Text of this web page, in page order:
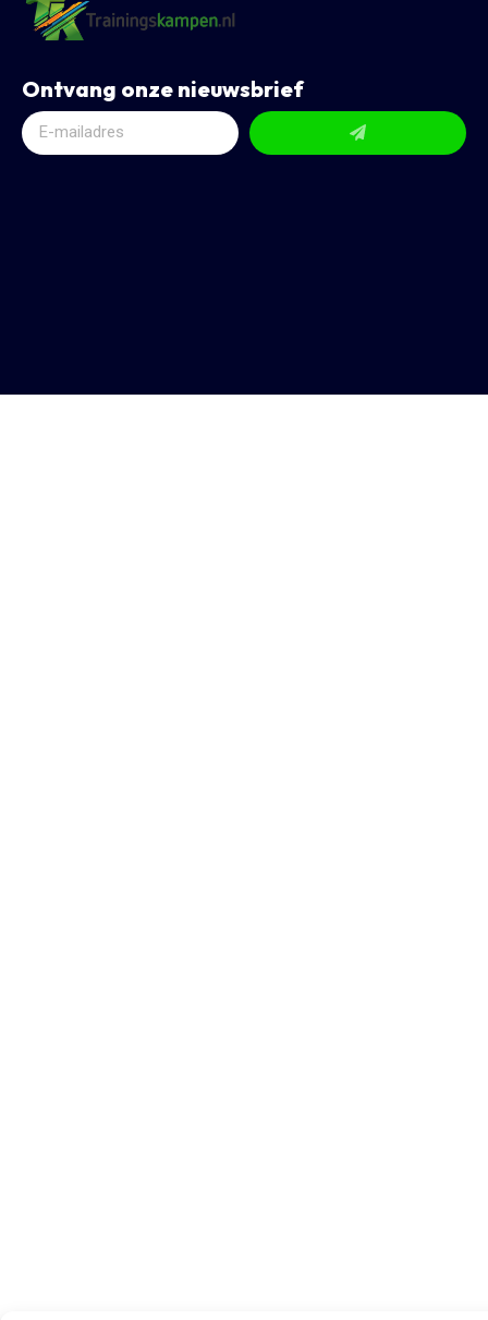
Ontvang onze nieuwsbrief